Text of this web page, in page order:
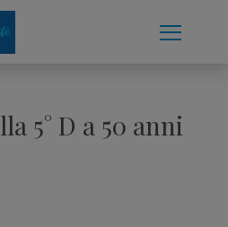
5° D a 50 anni